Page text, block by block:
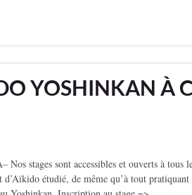
YOSHINKAN À
stages sont accessibles et ouverts à tous
étudié, de même qu’à tout